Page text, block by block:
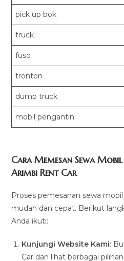
pick up bok
truck
fuso
tronton
dump truck
mobil pengantin
Cara Memesan Sewa
Arimbi Rent Car
Proses pemesanan sewa
mudah dan cepat. Berikut
Anda ikuti:
Kunjungi Website Kami:
Car dan lihat berbagai